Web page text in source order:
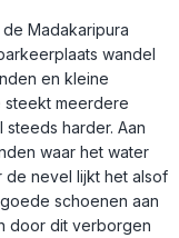
Madakaripura
wandel
en kleine
steekt meerdere
harder. Aan
waar het water
nevel lijkt het alsof
schoenen aan
door dit verborgen